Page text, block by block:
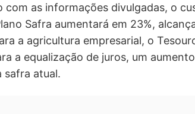
com as informações divulgadas, o
Safra aumentará em 23%,
a agricultura empresarial, o
a equalização de juros, um
safra atual.